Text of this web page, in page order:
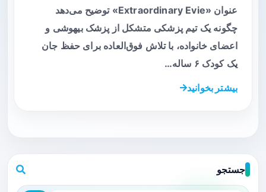
عنوان «Extraordinary Evie» توضیح می‌دهد
چگونه یک تیم پزشکی متشکل از پزشک بیهوشی و
اعضای خانواده، با تلاش فوق‌العاده برای حفظ جان
یک کودک ۶ ساله…
بیشتر بخوانید
جستجو